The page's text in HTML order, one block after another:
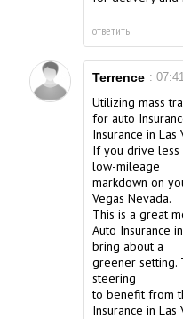
ответить
Terrence :
Utilizing mass
for auto
Insurance in Las
If you drive less
low-mileage
markdown on
Vegas Nevada.
This is a great
Auto Insurance
bring about a
greener setting.
steering
to benefit from
Insurance in Las